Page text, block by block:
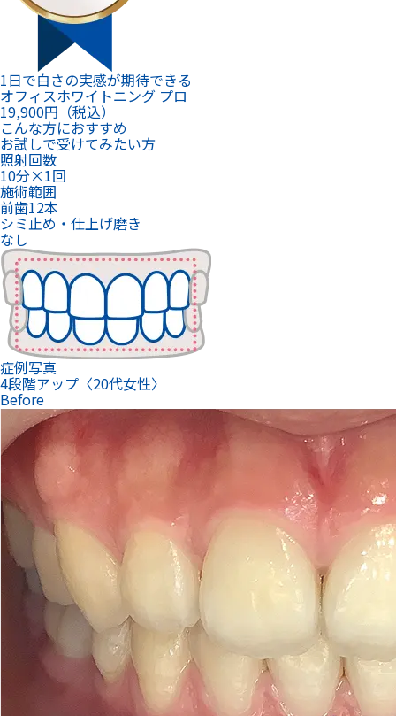
症例写真
4段階アップ〈20代女性〉
Before
After